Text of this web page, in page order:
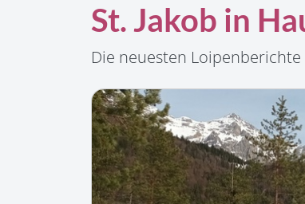
St. Jakob in
Die neuesten Loipenberichte